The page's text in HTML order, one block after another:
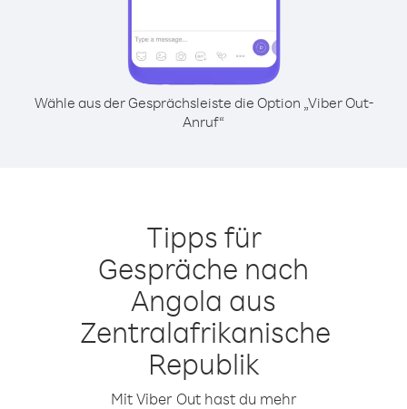
Wähle aus der Gesprächsleiste die Option „Viber Out-
Anruf“
Tipps für
Gespräche nach
Angola aus
Zentralafrikanische
Republik
Mit Viber Out hast du mehr